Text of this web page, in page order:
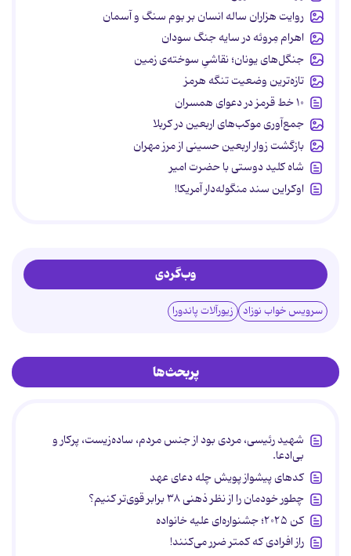
روایت هزاران ساله انسان بر بوم سنگ و آسمان
اهرام مِروئه در سایه جنگ سودان
جنگل‌های یونان؛ نقاشیِ سوخته‌ی زمین
تازه‌ترین وضعیت تنگه هرمز
۱۰ خط قرمز در دعوای همسران
جمع‌آوری موکب‌های اربعین در کربلا
بازگشت زوار اربعین حسینی از مرز مهران
شاه کلید دوستی با حضرت امیر
اوکراین سند منگوله‌دار آمریکا!
وب‌گردی
سرویس خواب نوزاد زیورآلات پاندورا
پربحث‌ها
شهید رئیسی، مردی بود از جنس مردم، ساده‌زیست، پرکار و
بی‌ادعا.
کدهای پیشواز پویش چله دعای عهد
چطور خودمان را از نظر ذهنی ۳۸ برابر قوی‌تر کنیم؟
کن ۲۰۲۵؛ جشنواره‌ای علیه خانواده
راز افرادی که کمتر ضرر می‌کنند!